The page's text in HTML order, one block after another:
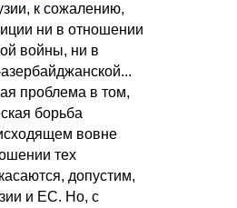
к сожалению,
ни в отношении
войны, ни в
проблема в том,
борьба
вовне
тех
допустим,
и ЕС. Но, с